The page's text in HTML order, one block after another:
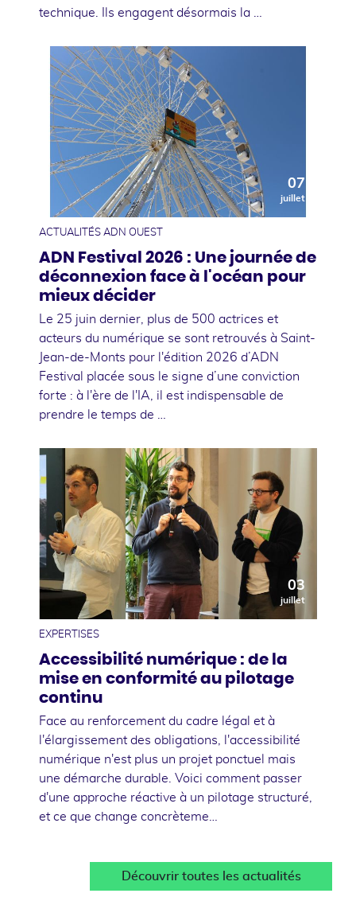
technique. Ils engagent désormais la …
07
juillet
ACTUALITÉS ADN OUEST
ADN Festival 2026 : Une journée de
déconnexion face à l'océan pour
mieux décider
Le 25 juin dernier, plus de 500 actrices et
acteurs du numérique se sont retrouvés à Saint-
Jean-de-Monts pour l'édition 2026 d’ADN
Festival placée sous le signe d’une conviction
forte : à l'ère de l'IA, il est indispensable de
prendre le temps de …
03
juillet
EXPERTISES
Accessibilité numérique : de la
mise en conformité au pilotage
continu
Face au renforcement du cadre légal et à
l'élargissement des obligations, l'accessibilité
numérique n'est plus un projet ponctuel mais
une démarche durable. Voici comment passer
d'une approche réactive à un pilotage structuré,
et ce que change concrèteme…
Découvrir toutes les actualités